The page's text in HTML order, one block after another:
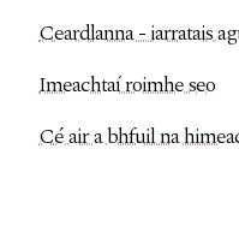
Ceardlanna - iarratais
Imeachtaí roimhe seo
Cé air a bhfuil na